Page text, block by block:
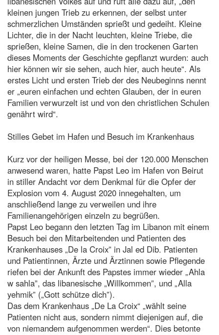
kleinen jungen Trieb zu erkennen, der selbst unter
schmerzlichen Umständen sprießt und gedeiht. Kleine
Lichter, die in der Nacht leuchten, kleine Triebe, die
sprießen, kleine Samen, die in den trockenen Garten
dieses Moments der Geschichte gepflanzt wurden: auch
hier können wir sie sehen, auch hier, auch heute“. Als
erstes Licht und ersten Trieb der des Neubeginns nennt
er „euren einfachen und echten Glauben, der in euren
Familien verwurzelt ist und von den christlichen Schulen
genährt wird“.
Stilles Gebet im Hafen und Besuch im Krankenhaus
Kurz vor der heiligen Messe, bei der 120.000 Menschen
anwesend waren, hatte Papst Leo im Hafen von Beirut
in stiller Andacht vor dem Denkmal für die Opfer der
Explosion vom 4. August 2020 innegehalten, um
anschließend lange zu verweilen und ihre
Familienangehörigen einzeln zu begrüßen.
Papst Leo begann den letzten Tag im Libanon mit einem
Besuch bei den Mitarbeitenden und Patienten des
Krankenhauses „De la Croix” in Jal ed Dib. Patienten
und Patientinnen, Ärzte und Ärztinnen sowie Pflegende
riefen bei der Ankunft des Papstes immer wieder „Ahla
w sahla”, das libanesische „Willkommen”, und „Alla
yehmik” („Gott schütze dich”).
Das dem Krankenhaus „De La Croix“ „wählt seine
Patienten nicht aus, sondern nimmt diejenigen auf, die
von niemandem aufgenommen werden“. Dies betonte